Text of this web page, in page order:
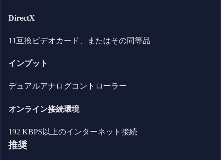
DirectX
11互換ビデオカード、またはその同等品
インプット
デュアルアナログコントローラー
オンライン接続環境
192 KBPS以上のインターネット接続
推奨